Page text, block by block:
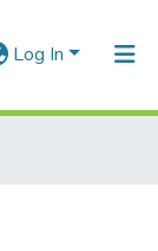
Log In